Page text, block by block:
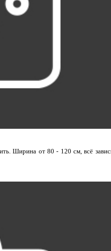
Ширина от 80 - 120 см, всё